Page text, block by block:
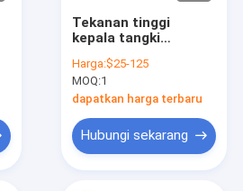
Tekanan tinggi
kepala tangki
500 mm sampai 4000
mm rentang
diameter dan
permukaan yang
dilapisi bubuk
Harga:$25-125
MOQ:1
dapatkan harga terbaru
Hubungi sekarang